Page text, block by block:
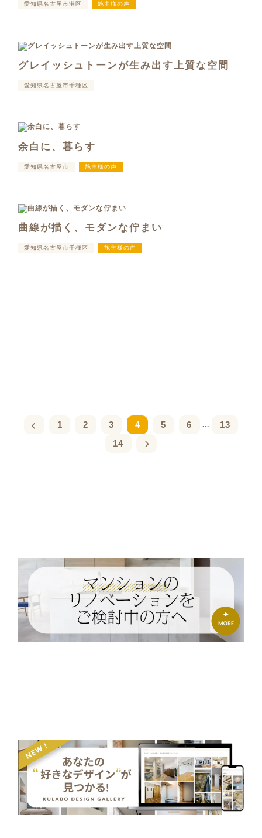
愛知県名古屋市港区 施主様の声
グレイッシュトーンが生み出す上質な空間
愛知県名古屋市千種区
余白に、暮らす
愛知県名古屋市 施主様の声
曲線が描く、モダンな佇まい
愛知県名古屋市千種区 施主様の声
1 2 3 4 5 6 ...
13
14